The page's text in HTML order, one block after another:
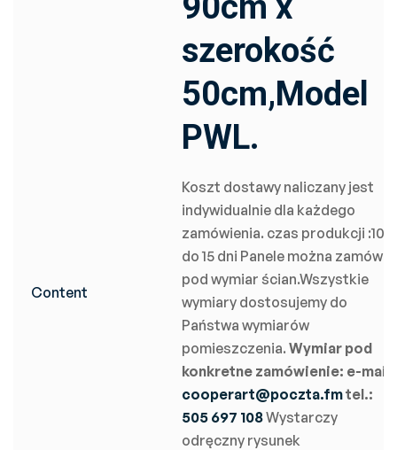
Content
szerokość
50cm,Model
PWL.
Koszt dostawy naliczany jest
indywidualnie dla każdego
zamówienia. czas produkcji :10
do 15 dni Panele można zamówić
pod wymiar ścian.Wszystkie
wymiary dostosujemy do
Państwa wymiarów
pomieszczenia. Wymiar pod
konkretne zamówienie: e-mail:
cooperart@poczta.fmtel.:
505 697 108Wystarczy
odręczny rysunek